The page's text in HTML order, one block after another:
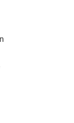
/ Réception